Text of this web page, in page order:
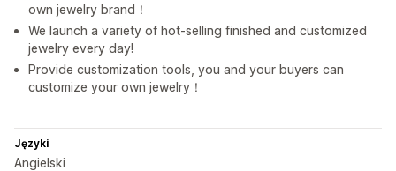
own jewelry brand！
We launch a variety of hot-selling finished and customized
jewelry every day!
Provide customization tools, you and your buyers can
customize your own jewelry！
Języki
Angielski